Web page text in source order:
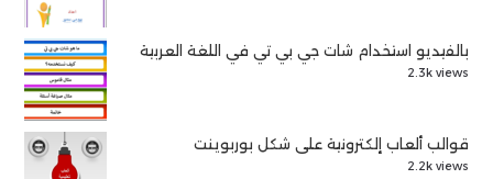
بالفيديو استخدام شات جي بي تي في اللغة العربية
2.3k views
قوالب ألعاب إلكترونية على شكل بوربوينت
2.2k views